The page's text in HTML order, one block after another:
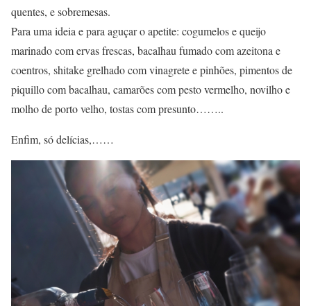
quentes, e sobremesas.
Para uma ideia e para aguçar o apetite: cogumelos e queijo
marinado com ervas frescas, bacalhau fumado com azeitona e
coentros, shitake grelhado com vinagrete e pinhões, pimentos de
piquillo com bacalhau, camarões com pesto vermelho, novilho e
molho de porto velho, tostas com presunto……..
Enfim, só delícias,……